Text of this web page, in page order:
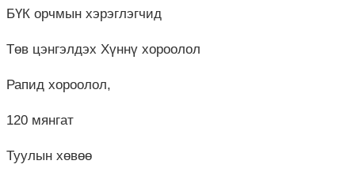
БҮК орчмын хэрэглэгчид
Төв цэнгэлдэх Хүннү хороолол
Рапид хороолол,
120 мянгат
Туулын хөвөө